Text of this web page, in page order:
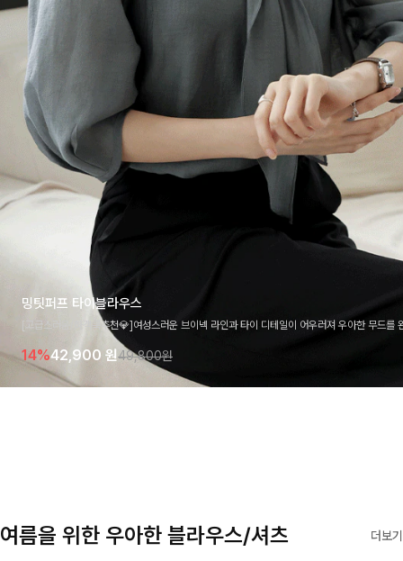
밍팃퍼프 타이블라우스
[고급스러움/하객룩추천💎]여성스러운 브이넥 라인과 타이 디테일이 어우러져 우아한 무드를
라우스 🤍 여유로운 7부 소매로 편안하게 착용되며 데일리룩부터 출근룩, 하객룩까지 세련된
기 좋은 아이템이에요
14%42,900 원49,800원
여름을 위한 우아한 블라우스/셔츠 더보기